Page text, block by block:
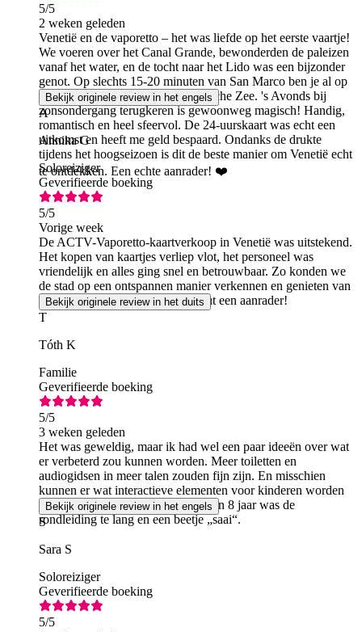
5/5
2 weken geleden
Venetië en de vaporetto – het was liefde op het eerste vaartje!
We voeren over het Canal Grande, bewonderden de paleizen
vanaf het water, en de tocht naar het Lido was een bijzonder
genot. Op slechts 15-20 minuten van San Marco ben je al op
een prachtig strand aan de Adriatische Zee. 's Avonds bij
zonsondergang terugkeren is gewoonweg magisch! Handig,
romantisch en heel sfeervol. De 24-uurskaart was echt een
uitkomst en heeft me geld bespaard. Ondanks de drukte
tijdens het hoogseizoen is dit de beste manier om Venetië echt
te ontdekken. Een echte aanrader! ❤️
Bekijk originele review in het engels
A
Annika G
Soloreiziger
Geverifieerde boeking
5/5
Vorige week
De ACTV-Vaporetto-kaartverkoop in Venetië was uitstekend.
Het kopen van kaartjes verliep vlot, het personeel was
vriendelijk en alles ging snel en betrouwbaar. Zo konden we
de stad op een ontspannen manier verkennen en genieten van
de ritjes met de vaporetti. Absoluut een aanrader!
Bekijk originele review in het duits
T
Tóth K
Familie
Geverifieerde boeking
5/5
3 weken geleden
Het was geweldig, maar ik had wel een paar ideeën over wat
er verbeterd zou kunnen worden. Meer toiletten en
audiogidsen in meer talen zouden fijn zijn. En misschien
kunnen er wat interactieve elementen voor kinderen worden
toegevoegd, want voor een kind van 8 jaar was de
rondleiding te lang en een beetje „saai“.
Bekijk originele review in het engels
S
Sara S
Soloreiziger
Geverifieerde boeking
5/5